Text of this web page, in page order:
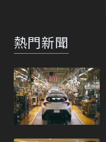
熱門新聞